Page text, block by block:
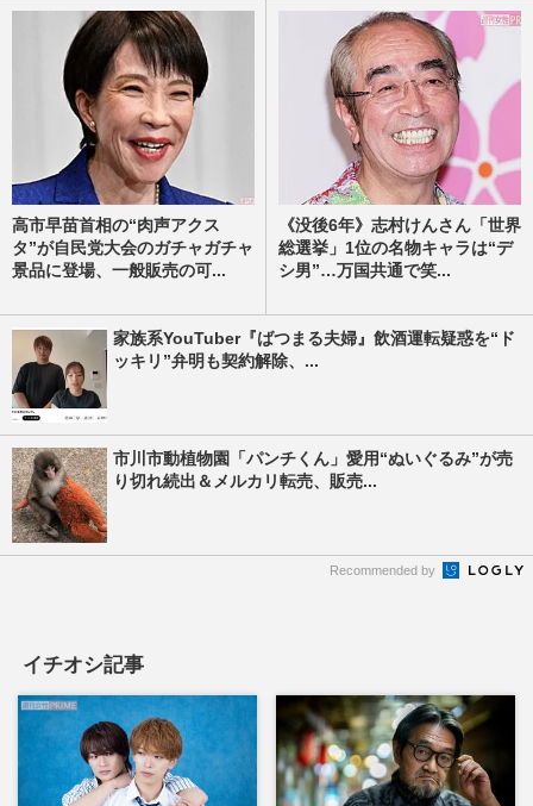
高市早苗首相の“肉声アクス
タ”が自民党大会のガチャガチャ
景品に登場、一般販売の可...
《没後6年》志村けんさん「世界
総選挙」1位の名物キャラは“デ
シ男”…万国共通で笑...
家族系YouTuber『ばつまる夫婦』飲酒運転疑惑を“ド
ッキリ”弁明も契約解除、...
市川市動植物園「パンチくん」愛用“ぬいぐるみ”が売
り切れ続出＆メルカリ転売、販売...
Recommended by
イチオシ記事